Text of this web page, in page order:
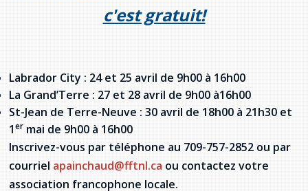
Marc-Alexandre Mestres
Nancy Dillon
Clare Halleran
Joseph Kayumba
Dominic Demers
c'est gratuit!
Labrador City : 24 et 25 avril de 9h00 à 16h00
La Grand’Terre : 27 et 28 avril de 9h00 à16h00
St-Jean de Terre-Neuve : 30 avril de 18h00 à 21h30 et
1er mai de 9h00 à 16h00
Inscrivez-vous par téléphone au 709-757-2852 ou par
courriel apainchaud@fftnl.ca ou contactez votre
association francophone locale.